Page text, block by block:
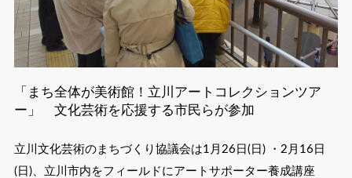
「まち全体が美術館！立川アートコレクションツア
ー」 文化芸術を応援する市民らが参加
立川文化芸術のまちづくり協議会は1月26日(日) ・2月16日
(日)、立川市内をフィールドにアートサポーター養成講座